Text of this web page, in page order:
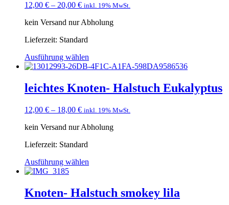
12,00 € – 20,00 € inkl. 19% MwSt.
kein Versand nur Abholung
Lieferzeit: Standard
Ausführung wählen
leichtes Knoten- Halstuch Eukalyptus
12,00 € – 18,00 € inkl. 19% MwSt.
kein Versand nur Abholung
Lieferzeit: Standard
Ausführung wählen
Knoten- Halstuch smokey lila